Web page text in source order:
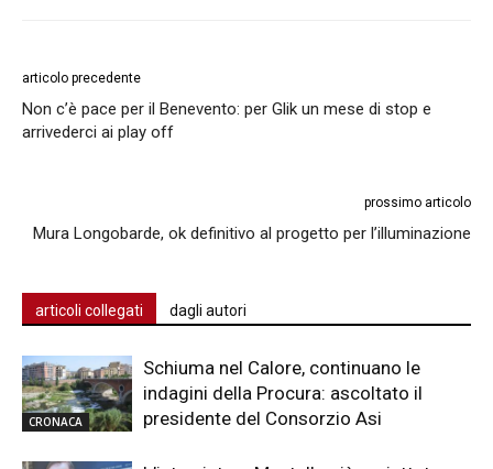
articolo precedente
Non c’è pace per il Benevento: per Glik un mese di stop e
arrivederci ai play off
prossimo articolo
Mura Longobarde, ok definitivo al progetto per l’illuminazione
articoli collegati dagli autori
CRONACA
Schiuma nel Calore, continuano le
indagini della Procura: ascoltato il
presidente del Consorzio Asi